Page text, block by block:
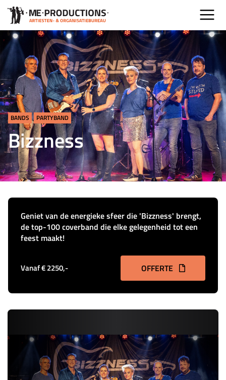
BANDS PARTYBAND
Bizzness
Geniet van de energieke sfeer die 'Bizzness' brengt,
de top-100 coverband die elke gelegenheid tot een
feest maakt!
Vanaf € 2250,- OFFERTE